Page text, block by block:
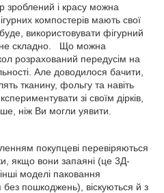
зроблений і красу можна
компостерів мають свої
використовувати фігурний
не складно. Що можна
розрахований передусім на
Але доводилося бачити,
тканину, фольгу та навіть
зі своїм дірків,
ніж Ви могли уявити.
покупцеві перевіряються
якщо вони запаяні (це 3Д-
моделі паковання
без пошкоджень), віскуються й з